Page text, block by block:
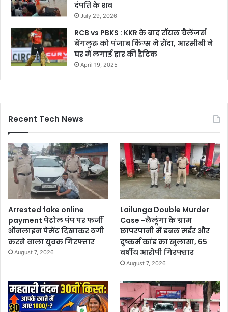
दंपति के शव
July 29, 2026
RCB vs PBKS : KKR के बाद रॉयल चैलेंजर्स
बेंगलुरु को पंजाब किंग्स ने रौंदा, आरसीबी ने
घर में लगाई हार की हैट्रिक
April 19, 2025
Recent Tech News
Arrested fake online
payment पेट्रोल पंप पर फर्जी
ऑनलाइन पेमेंट दिखाकर ठगी
करने वाला युवक गिरफ्तार
August 7, 2026
Lailunga Double Murder
Case -लैलूंगा के ग्राम
छापरपानी में डबल मर्डर और
दुष्कर्म कांड का खुलासा, 65
वर्षीय आरोपी गिरफ्तार
August 7, 2026